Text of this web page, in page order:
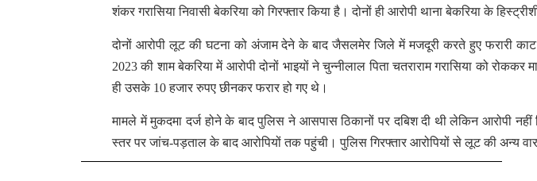
शंकर गरासिया निवासी बेकरिया को गिरफ्तार किया है। दोनों ही आरोपी थाना बेकरिया के
दोनों आरोपी लूट की घटना को अंजाम देने के बाद जैसलमेर जिले में मजदूरी करते हुए फरारी
2023 की शाम बेकरिया में आरोपी दोनों भाइयों ने चुन्नीलाल पिता चतराराम गरासिया को
ही उसके 10 हजार रुपए छीनकर फरार हो गए थे।
मामले में मुकदमा दर्ज होने के बाद पुलिस ने आसपास ठिकानों पर दबिश दी थी लेकिन आरोपी
स्तर पर जांच-पड़ताल के बाद आरोपियों तक पहुंची। पुलिस गिरफ्तार आरोपियों से लूट की अन्य